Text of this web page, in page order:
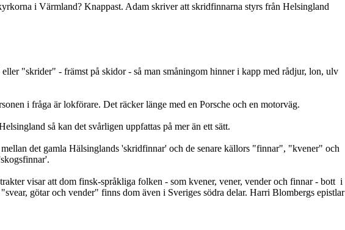
i Värmland? Knappast. Adam skriver att skridfinnarna styrs från Helsingland
"skrider" - främst på skidor - så man småningom hinner i kapp med rådjur, lon, ulv
i fråga är lokförare. Det räcker länge med en Porsche och en motorväg.
så kan det svårligen uppfattas på mer än ett sätt.
det gamla Hälsinglands 'skridfinnar' och de senare källors "finnar", "kvener" och
visar att dom finsk-språkliga folken - som kvener, vener, vender och finnar - bott i
götar och vender" finns dom även i Sveriges södra delar. Harri Blombergs epistlar